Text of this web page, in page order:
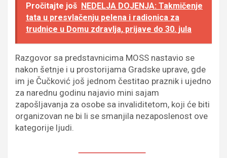
Pročitajte još NEDELJA DOJENJA: Takmičenje
tata u presvlačenju pelena i radionica za
trudnice u Domu zdravlja, prijave do 30. jula
Razgovor sa predstavnicima MOSS nastavio se
nakon šetnje i u prostorijama Gradske uprave, gde
im je Čučković još jednom čestitao praznik i ujedno
za narednu godinu najavio mini sajam
zapošljavanja za osobe sa invaliditetom, koji će biti
organizovan ne bi li se smanjila nezaposlenost ove
kategorije ljudi.